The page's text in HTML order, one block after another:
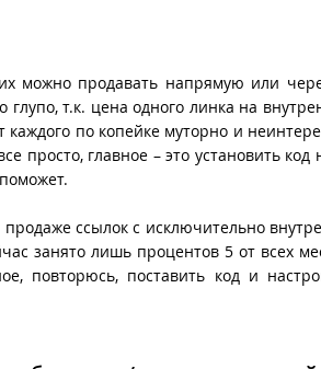
можно продавать напрямую или
т.к. цена одного линка на
по копейке муторно и
просто, главное – это установить
ссылок с исключительно
занято лишь процентов 5 от всех
повторюсь, поставить код и